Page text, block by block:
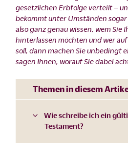
gesetzlichen Erbfolge verteilt –
bekommt unter Umständen
also ganz genau wissen, wem Sie
hinterlassen möchten und wer
soll, dann machen Sie unbedingt
sagen Ihnen, worauf Sie dabei
Themen in diesem
Wie schreibe ich ein
Testament?